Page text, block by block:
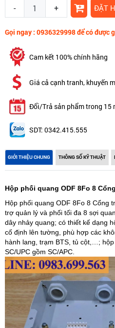
- + ĐẶT
Gọi ngay : 0936329998 để có được
Cam kết 100% chính hãng
Giá cả cạnh tranh, khuyến
Đổi/Trả sản phẩm trong 15
SDT: 0342.415.555
GIỚI THIỆU CHUNG THÔNG SỐ KỸ THUẬT
Hộp phối quang ODF 8Fo 8
Hộp phối quang ODF 8Fo 8 Cổng
trợ quản lý và phối tối đa 8 sợi
dây nhảy quang; có thiết kế dạng
cố định lên tường, phù hợp các
hành lang, trạm BTS, tủ cột,…;
SC/UPC gồm SC/APC.